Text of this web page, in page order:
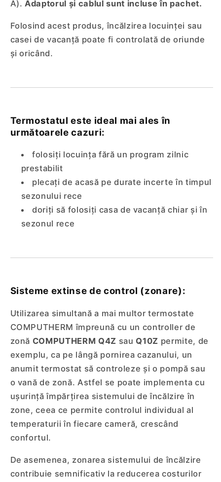
A).Adaptorul și cablul sunt incluse în pachet.
Folosind acest produs, încălzirea locuinței sau
casei de vacanță poate fi controlată de oriunde
și oricând.
Termostatul este ideal mai ales în
următoarele cazuri:
folosiți locuința fără un program zilnic
prestabilit
plecați de acasă pe durate incerte în timpul
sezonului rece
doriți să folosiți casa de vacanță chiar și în
sezonul rece
Sisteme extinse de control (zonare):
Utilizarea simultană a mai multor termostate
COMPUTHERM împreună cu un controller de
zonă COMPUTHERM Q4Z sau Q10Z permite, de
exemplu, ca pe lângă pornirea cazanului, un
anumit termostat să controleze și o pompă sau
o vană de zonă. Astfel se poate implementa cu
ușurință împărțirea sistemului de încălzire în
zone, ceea ce permite controlul individual al
temperaturii în fiecare cameră, crescând
confortul.
De asemenea, zonarea sistemului de încălzire
contribuie semnificativ la reducerea costurilor